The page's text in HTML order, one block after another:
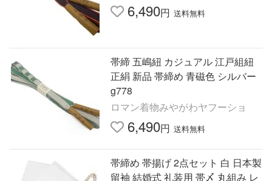
6,490円 送料無料
帯締 五嶋紐 カジュアル 江戸組紐
正絹 新品 帯締め 青磁色 シルバー
g778
ロマン着物みやがわヤフーショ
6,490円 送料無料
帯締め 帯揚げ 2点セット 白 日本製
留袖 結婚式 礼装用 帯〆 丸組み レ